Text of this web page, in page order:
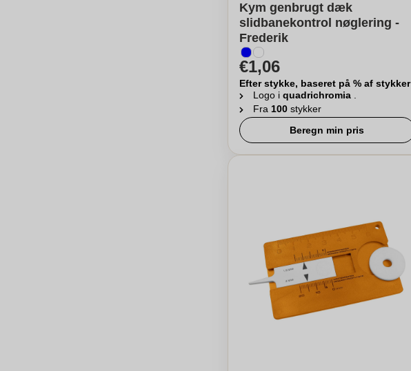
Kym genbrugt dæk
slidbanekontrol nøglering -
Frederik
€1,06
Efter stykke, baseret på % af stykker
Logo i quadrichromia .
Fra 100 stykker
Beregn min pris